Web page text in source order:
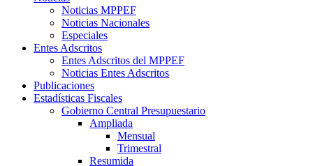
Noticias MPPEF
Noticias Nacionales
Especiales
Entes Adscritos
Entes Adscritos del MPPEF
Noticias Entes Adscritos
Publicaciones
Estadísticas Fiscales
Gobierno Central Presupuestario
Ampliada
Mensual
Trimestral
Resumida